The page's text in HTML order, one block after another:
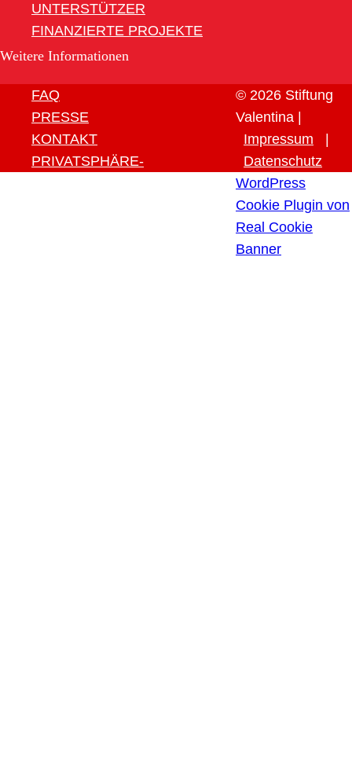
UNTERSTÜTZER
FINANZIERTE PROJEKTE
Weitere Informationen
FAQ
PRESSE
KONTAKT
PRIVATSPHÄRE-
© 2026 Stiftung
Valentina |
Impressum
Datenschutz
WordPress
Cookie Plugin von
Real Cookie
Banner